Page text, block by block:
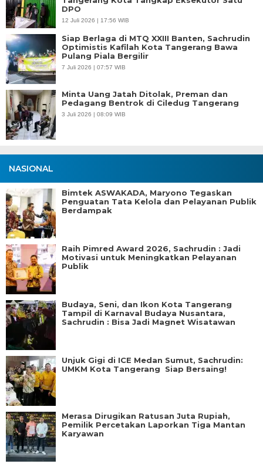
DPO
12 Juli 2026 | 17:56 WIB
Siap Berlaga di MTQ XXIII Banten, Sachrudin
Optimistis Kafilah Kota Tangerang Bawa
Pulang Piala Bergilir
7 Juli 2026 | 07:57 WIB
Minta Uang Jatah Ditolak, Preman dan
Pedagang Bentrok di Ciledug Tangerang
3 Juli 2026 | 08:09 WIB
NASIONAL
Bimtek ASWAKADA, Maryono Tegaskan
Penguatan Tata Kelola dan Pelayanan Publik
Berdampak
Raih Pimred Award 2026, Sachrudin : Jadi
Motivasi untuk Meningkatkan Pelayanan
Publik
Budaya, Seni, dan Ikon Kota Tangerang
Tampil di Karnaval Budaya Nusantara,
Sachrudin : Bisa Jadi Magnet Wisatawan
Unjuk Gigi di ICE Medan Sumut, Sachrudin:
UMKM Kota Tangerang Siap Bersaing!
Merasa Dirugikan Ratusan Juta Rupiah,
Pemilik Percetakan Laporkan Tiga Mantan
Karyawan